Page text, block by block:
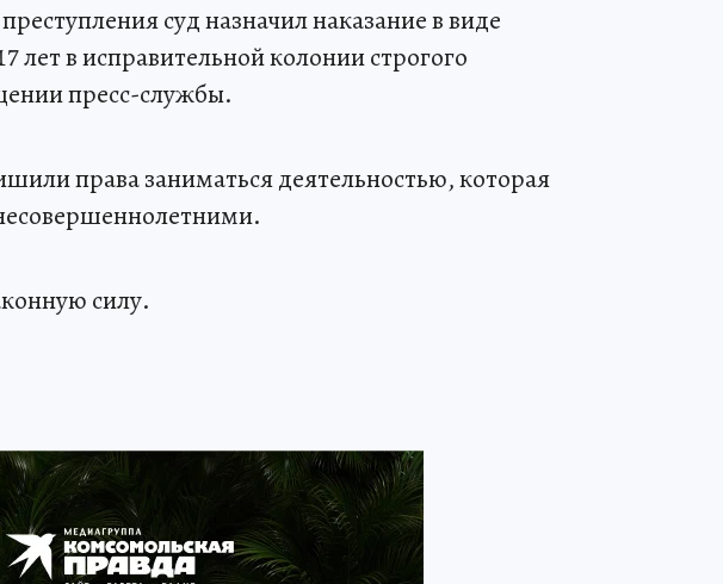
суд назначил наказание в виде
в исправительной колонии строгого
пресс-службы.
права заниматься деятельностью, которая
силу.